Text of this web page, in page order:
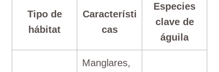
Tipo de
hábitat
Característi
cas
Especies
clave de
águila
Manglares,